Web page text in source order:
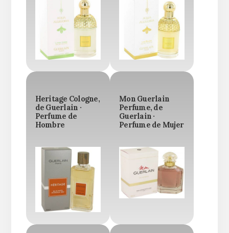
Heritage Cologne,
de Guerlain ·
Perfume de
Hombre
Mon Guerlain
Perfume, de
Guerlain ·
Perfume de Mujer